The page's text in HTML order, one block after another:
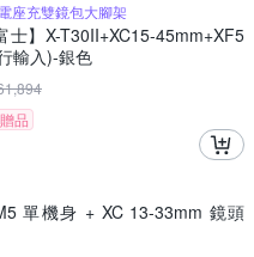
座充雙鏡包大腳架
士】X-T30II+XC15-45mm+XF5
輸入)-銀色
贈品
單機身 + XC 13-33mm 鏡頭